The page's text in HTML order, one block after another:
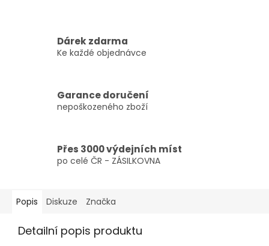
Dárek zdarma
Ke každé objednávce
Garance doručení
nepoškozeného zboží
Přes 3000 výdejních míst
po celé ČR - ZÁSILKOVNA
Popis Diskuze Značka
Detailní popis produktu